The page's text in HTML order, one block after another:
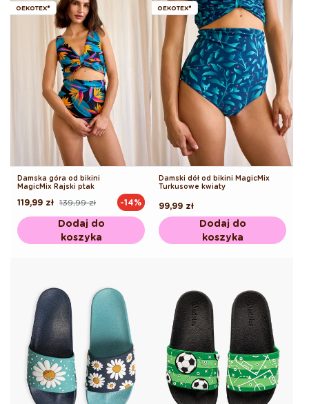
OEKOTEX®
Damska góra od bikini
MagicMix Rajski ptak
Cena
139,99 zł
Cena
119,99 zł -14%
Dodaj do
koszyka
OEKOTEX®
Damski dół od bikini MagicMix
Turkusowe kwiaty
Cena
regularna
99,99 zł
Dodaj do
koszyka